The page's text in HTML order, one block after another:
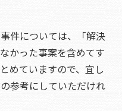
件については、「解決
かった事案を含めてす
めていますので、宜し
参考にしていただけれ